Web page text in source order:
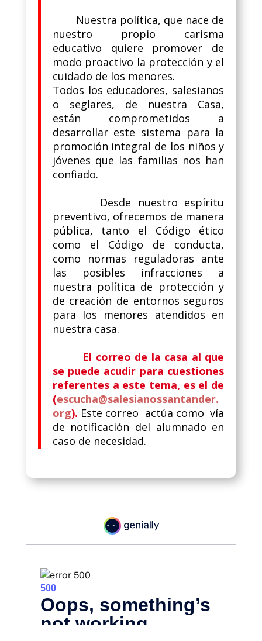
Nuestra política, que nace de
nuestro propio carisma
educativo quiere promover de
modo proactivo la protección y el
cuidado de los menores.
Todos los educadores, salesianos
o seglares, de nuestra Casa,
están comprometidos a
desarrollar este sistema para la
promoción integral de los niños y
jóvenes que las familias nos han
confiado.
Desde nuestro espíritu
preventivo, ofrecemos de manera
pública, tanto el Código ético
como el Código de conducta,
como normas reguladoras ante
las posibles infracciones a
nuestra política de protección y
de creación de entornos seguros
para los menores atendidos en
nuestra casa.
El correo de la casa al que
se puede acudir para cuestiones
referentes a este tema, es el de
(escucha@salesianossantander.
org). Este correo actúa como vía
de notificación del alumnado en
caso de necesidad.